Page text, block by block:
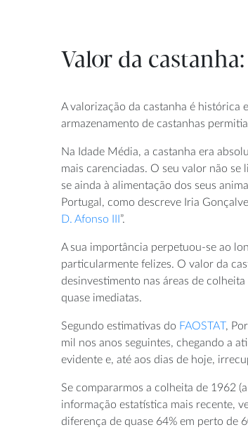
Valor da
A valorização da castanha é histórica
armazenamento de castanhas
Na Idade Média, a castanha era
mais carenciadas. O seu valor não se
se ainda à alimentação dos seus
Portugal, como descreve Iria
D. Afonso III ”.
A sua importância perpetuou-se ao
particularmente felizes. O valor da
desinvestimento nas áreas de
quase imediatas.
Segundo estimativas do FAOSTAT,
mil nos anos seguintes, chegando a
evidente e, até aos dias de hoje,
Se compararmos a colheita de 1962
informação estatística mais recente,
diferença de quase 64% em perto de